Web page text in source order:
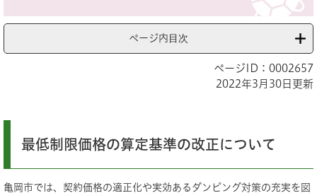
ページ内目次
ページID：0002657
2022年3月30日更新
最低制限価格の算定基準の改正について
亀岡市では、契約価格の適正化や実効あるダンピング対策の充実を図